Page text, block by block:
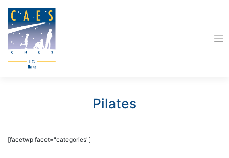
content
Pilates
[facetwp facet="categories"]